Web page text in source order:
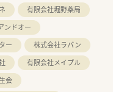
有限会社堀野薬局
ンドオー
ー
株式会社ラパン
有限会社メイプル
会